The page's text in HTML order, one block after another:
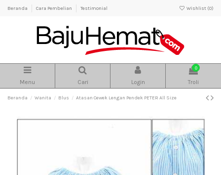
Beranda Cara Pembelian Testimonial Wishlist (0)
Menu Cari Login
0
Troli
Beranda Wanita Blus Atasan Cewek Lengan Pendek PETER All Size